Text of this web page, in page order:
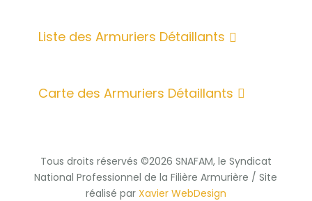
Liste des Armuriers Détaillants
Carte des Armuriers Détaillants
Tous droits réservés ©2026 SNAFAM, le Syndicat
National Professionnel de la Filière Armurière / Site
réalisé par Xavier WebDesign